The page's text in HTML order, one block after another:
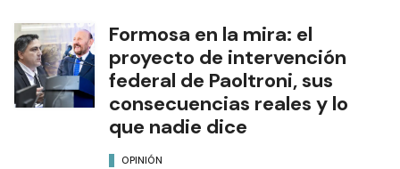
Formosa en la mira: el
proyecto de intervención
federal de Paoltroni, sus
consecuencias reales y lo
que nadie dice
OPINIÓN